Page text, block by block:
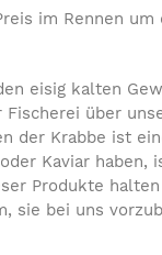
im Rennen
eisig kalten
über
der Krabbe ist
Kaviar haben,
Produkte
sie bei uns